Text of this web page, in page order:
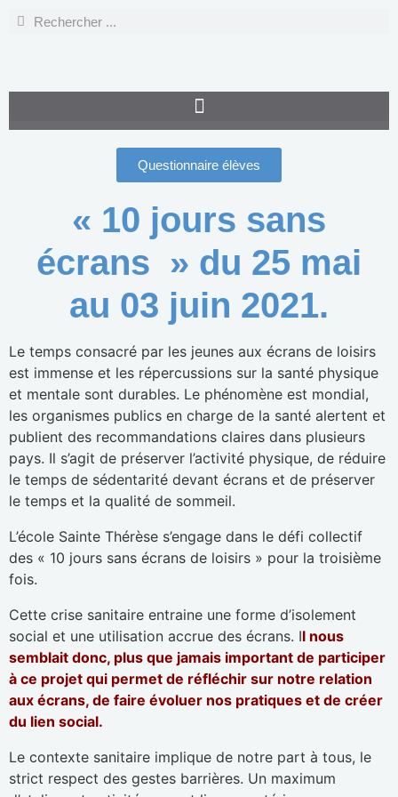
Questionnaire élèves
« 10 jours sans
écrans » du 25 mai
au 03 juin 2021.
Le temps consacré par les jeunes aux écrans de loisirs
est immense et les répercussions sur la santé physique
et mentale sont durables. Le phénomène est mondial,
les organismes publics en charge de la santé alertent et
publient des recommandations claires dans plusieurs
pays. Il s’agit de préserver l’activité physique, de réduire
le temps de sédentarité devant écrans et de préserver
le temps et la qualité de sommeil.
L’école Sainte Thérèse s’engage dans le défi collectif
des « 10 jours sans écrans de loisirs » pour la troisième
fois.
Cette crise sanitaire entraine une forme d’isolement
social et une utilisation accrue des écrans. Il nous
semblait donc, plus que jamais important de participer
à ce projet qui permet de réfléchir sur notre relation
aux écrans, de faire évoluer nos pratiques et de créer
du lien social.
Le contexte sanitaire implique de notre part à tous, le
strict respect des gestes barrières. Un maximum